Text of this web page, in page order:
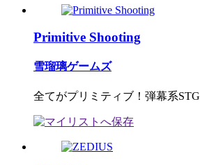
Primitive Shooting
雪瑠璃ゲームズ
全てがプリミティブ！弾幕系STG